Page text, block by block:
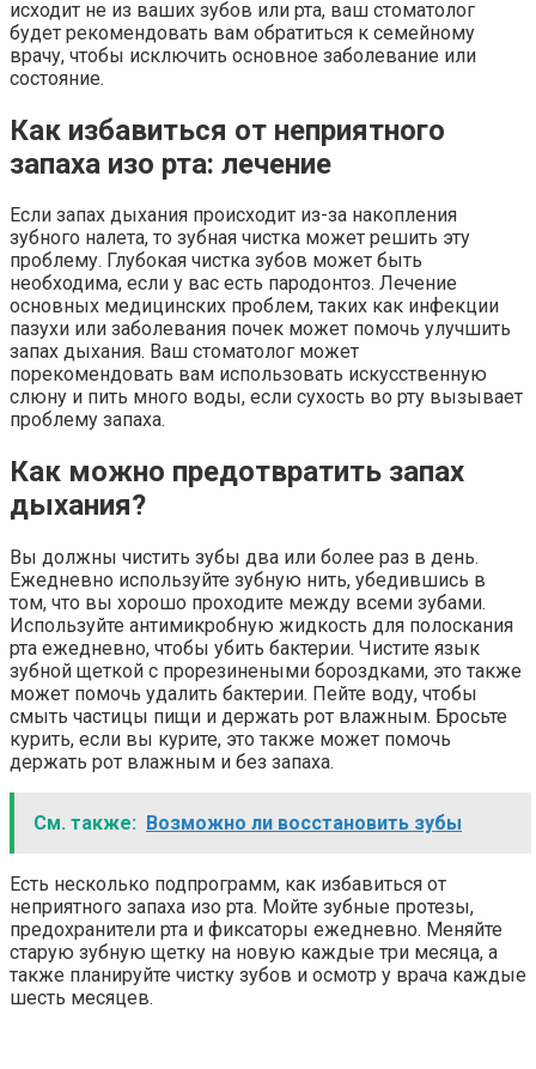
исходит не из ваших зубов или рта, ваш стоматолог
будет рекомендовать вам обратиться к семейному
врачу, чтобы исключить основное заболевание или
состояние.
Как избавиться от неприятного
запаха изо рта: лечение
Если запах дыхания происходит из-за накопления
зубного налета, то зубная чистка может решить эту
проблему. Глубокая чистка зубов может быть
необходима, если у вас есть пародонтоз. Лечение
основных медицинских проблем, таких как инфекции
пазухи или заболевания почек может помочь улучшить
запах дыхания. Ваш стоматолог может
порекомендовать вам использовать искусственную
слюну и пить много воды, если сухость во рту вызывает
проблему запаха.
Как можно предотвратить запах
дыхания?
Вы должны чистить зубы два или более раз в день.
Ежедневно используйте зубную нить, убедившись в
том, что вы хорошо проходите между всеми зубами.
Используйте антимикробную жидкость для полоскания
рта ежедневно, чтобы убить бактерии. Чистите язык
зубной щеткой с прорезинеными бороздками, это также
может помочь удалить бактерии. Пейте воду, чтобы
смыть частицы пищи и держать рот влажным. Бросьте
курить, если вы курите, это также может помочь
держать рот влажным и без запаха.
См. также: Возможно ли восстановить зубы
Есть несколько подпрограмм, как избавиться от
неприятного запаха изо рта. Мойте зубные протезы,
предохранители рта и фиксаторы ежедневно. Меняйте
старую зубную щетку на новую каждые три месяца, а
также планируйте чистку зубов и осмотр у врача каждые
шесть месяцев.